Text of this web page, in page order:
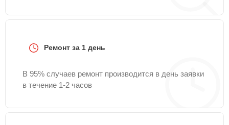
Ремонт за 1 день
В 95% случаев ремонт производится в день заявки
в течение 1-2 часов